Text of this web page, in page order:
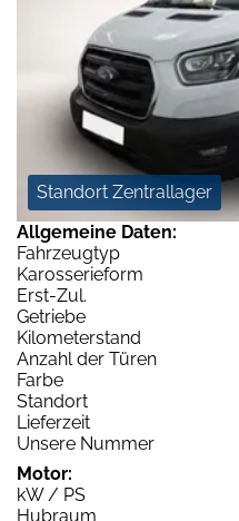
Standort Zentrallager
Allgemeine Daten:
Fahrzeugtyp
Karosserieform
Erst-Zul.
Getriebe
Kilometerstand
Anzahl der Türen
Farbe
Standort
Lieferzeit
Unsere Nummer
Motor:
kW / PS
Hubraum